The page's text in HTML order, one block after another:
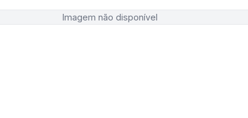
Imagem não disponível